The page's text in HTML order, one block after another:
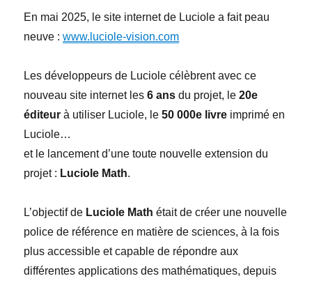
En mai 2025, le site internet de Luciole a fait peau
neuve :www.luciole-vision.com
Les développeurs de Luciole célèbrent avec ce
nouveau site internet les6 ans du projet, le20e
éditeur à utiliser Luciole, le50 000e livre imprimé en
Luciole…
et le lancement d’une toute nouvelle extension du
projet : Luciole Math.
L’objectif de Luciole Math était de créer une nouvelle
police de référence en matière de sciences, à la fois
plus accessible et capable de répondre aux
différentes applications des mathématiques, depuis